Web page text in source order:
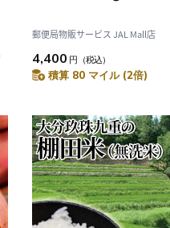
郵便局物販サービス JAL Mall店
4,400 円 （税込）
積算 80 マイル (2倍)